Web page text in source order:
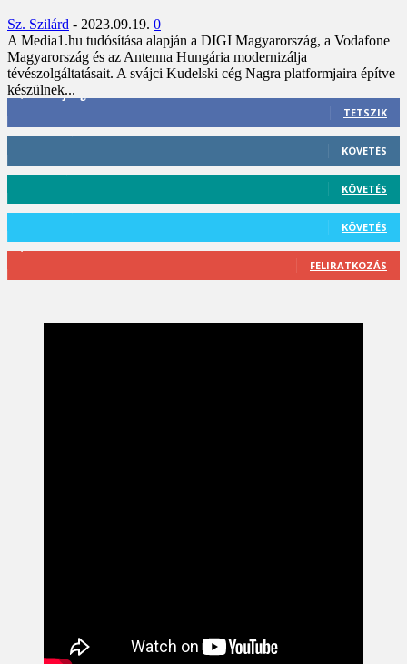
Sz. Szilárd - 2023.09.19. 0
A Media1.hu tudósítása alapján a DIGI Magyarország, a Vodafone
Magyarország és az Antenna Hungária modernizálja
tévészolgáltatásait. A svájci Kudelski cég Nagra platformjaira építve
készülnek...
3,452 Rajongók
TETSZIK
KÖVETÉS
KÖVETÉS
KÖVETÉS
FELIRATKOZÁS